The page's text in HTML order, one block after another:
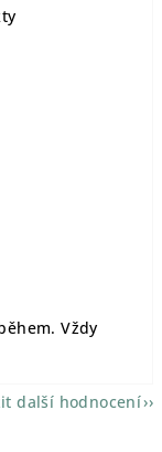
Vždy
další hodnocení